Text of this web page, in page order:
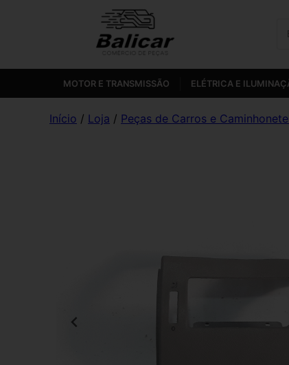
MOTOR E TRANSMISSÃO ELÉTRICA E
Início / Loja / Peças de Carros e